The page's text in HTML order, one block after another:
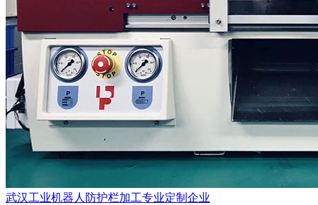
武汉工业机器人防护栏加工专业定制企业